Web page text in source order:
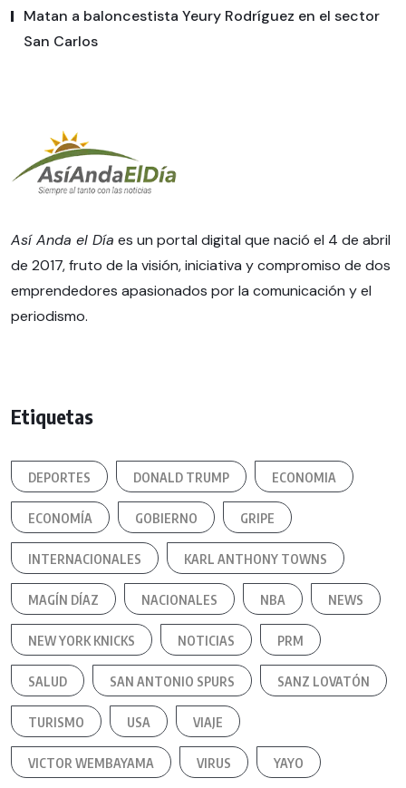
Matan a baloncestista Yeury Rodríguez en el sector
San Carlos
Así Anda el Día es un portal digital que nació el 4 de abril
de 2017, fruto de la visión, iniciativa y compromiso de dos
emprendedores apasionados por la comunicación y el
periodismo.
Etiquetas
DEPORTES DONALD TRUMP ECONOMIA
ECONOMÍA GOBIERNO GRIPE
INTERNACIONALES KARL ANTHONY TOWNS
MAGÍN DÍAZ NACIONALES NBA NEWS
NEW YORK KNICKS NOTICIAS PRM
SALUD SAN ANTONIO SPURS SANZ LOVATÓN
TURISMO USA VIAJE
VICTOR WEMBAYAMA VIRUS YAYO